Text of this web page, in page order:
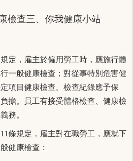
檢查三、你我健康小站
定，雇主於僱用勞工時，應施行體
一般健康檢查；對從事特別危害健
項目健康檢查。檢查紀錄應予保
擔。員工有接受體格檢查、健康檢
務。
條規定，雇主對在職勞工，應就下
健康檢查：